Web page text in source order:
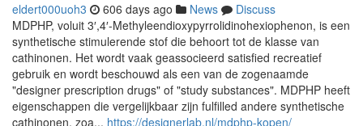
eldert000uoh3 606 days ago News
Discuss
MDPHP, voluit 3′,4′-Methyleendioxypyrrolidinohexiophenon, is een
synthetische stimulerende stof die behoort tot de klasse van
cathinonen. Het wordt vaak geassocieerd satisfied recreatief
gebruik en wordt beschouwd als een van de zogenaamde
"designer prescription drugs" of "study substances". MDPHP heeft
eigenschappen die vergelijkbaar zijn fulfilled andere synthetische
cathinonen, zoa... https://designerlab.nl/mdphp-kopen/